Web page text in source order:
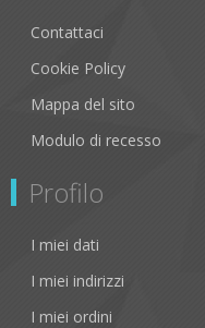
Contattaci
Cookie Policy
Mappa del sito
Modulo di recesso
Profilo
I miei dati
I miei indirizzi
I miei ordini